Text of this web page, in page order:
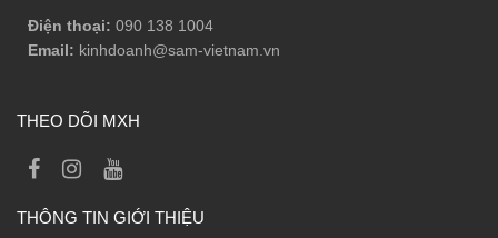
Điện thoại: 090 138 1004
Email: kinhdoanh@sam-vietnam.vn
THEO DÕI MXH
THÔNG TIN GIỚI THIỆU